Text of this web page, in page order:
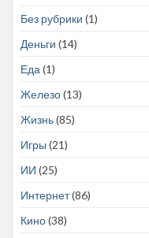
Без рубрики (1)
Деньги (14)
Еда(1)
Железо(13)
Жизнь(85)
Игры (21)
ИИ (25)
Интернет(86)
Кино(38)